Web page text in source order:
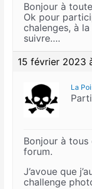
Bonjour à
Ok pour
chalenges, à
suivre….
15 février 2023
La
Bonjour à
forum.
J’avoue que
challenge